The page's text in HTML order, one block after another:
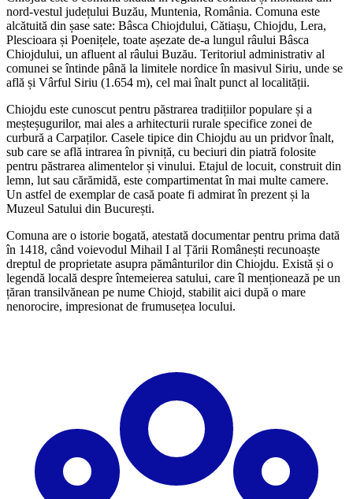
nord-vestul județului Buzău, Muntenia, România. Comuna este
alcătuită din șase sate: Bâsca Chiojdului, Cătiașu, Chiojdu, Lera,
Plescioara și Poenițele, toate așezate de-a lungul râului Bâsca
Chiojdului, un afluent al râului Buzău. Teritoriul administrativ al
comunei se întinde până la limitele nordice în masivul Siriu, unde se
află și Vârful Siriu (1.654 m), cel mai înalt punct al localității.
Chiojdu este cunoscut pentru păstrarea tradițiilor populare și a
meșteșugurilor, mai ales a arhitecturii rurale specifice zonei de
curbură a Carpaților. Casele tipice din Chiojdu au un pridvor înalt,
sub care se află intrarea în pivniță, cu beciuri din piatră folosite
pentru păstrarea alimentelor și vinului. Etajul de locuit, construit din
lemn, lut sau cărămidă, este compartimentat în mai multe camere.
Un astfel de exemplar de casă poate fi admirat în prezent și la
Muzeul Satului din București.
Comuna are o istorie bogată, atestată documentar pentru prima dată
în 1418, când voievodul Mihail I al Țării Românești recunoaște
dreptul de proprietate asupra pământurilor din Chiojdu. Există și o
legendă locală despre întemeierea satului, care îl menționează pe un
țăran transilvănean pe nume Chiojd, stabilit aici după o mare
nenorocire, impresionat de frumusețea locului.